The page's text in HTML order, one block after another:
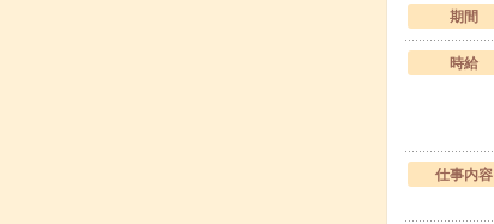
期間
時給
仕事内容